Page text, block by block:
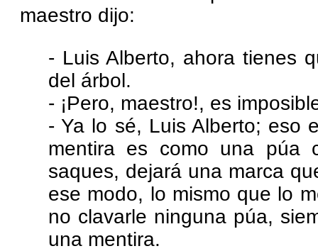
maestro dijo:
- Luis Alberto, ahora tienes
del árbol.
- ¡Pero, maestro!, es
- Ya lo sé, Luis Alberto; eso
mentira es como una púa
saques, dejará una marca
ese modo, lo mismo que lo
no clavarle ninguna púa,
una mentira.